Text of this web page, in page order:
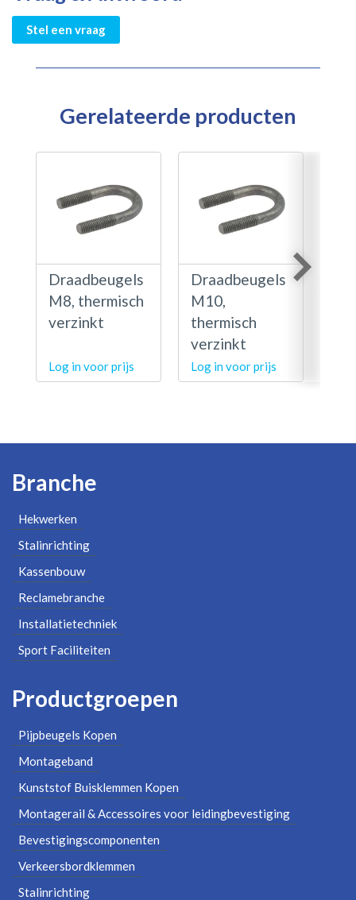
Stel een vraag
Gerelateerde producten
Draadbeugels
M8, thermisch
verzinkt
Log in voor prijs
Draadbeugels
M10,
thermisch
verzinkt
Log in voor prijs
Branche
Hekwerken
Stalinrichting
Kassenbouw
Reclamebranche
Installatietechniek
Sport Faciliteiten
Productgroepen
Pijpbeugels Kopen
Montageband
Kunststof Buisklemmen Kopen
Montagerail & Accessoires voor leidingbevestiging
Bevestigingscomponenten
Verkeersbordklemmen
Stalinrichting